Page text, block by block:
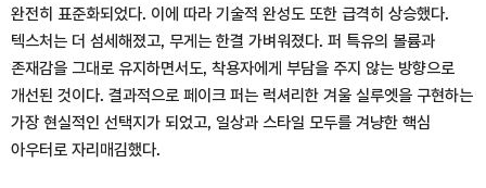
완전히 표준화되었다. 이에 따라 기술적 완성도 또한 급격히 상승했다.
텍스처는 더 섬세해졌고, 무게는 한결 가벼워졌다. 퍼 특유의 볼륨과
존재감을 그대로 유지하면서도, 착용자에게 부담을 주지 않는 방향으로
개선된 것이다. 결과적으로 페이크 퍼는 럭셔리한 겨울 실루엣을 구현하는
가장 현실적인 선택지가 되었고, 일상과 스타일 모두를 겨냥한 핵심
아우터로 자리매김했다.